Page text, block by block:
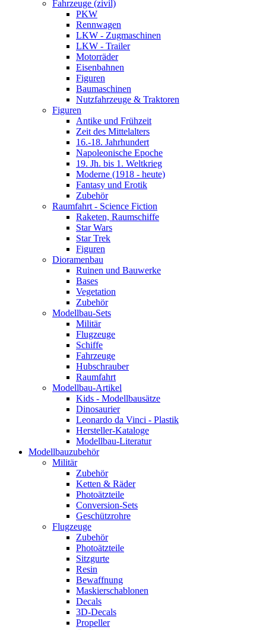
Fahrzeuge (zivil)
PKW
Rennwagen
LKW - Zugmaschinen
LKW - Trailer
Motorräder
Eisenbahnen
Figuren
Baumaschinen
Nutzfahrzeuge & Traktoren
Figuren
Antike und Frühzeit
Zeit des Mittelalters
16.-18. Jahrhundert
Napoleonische Epoche
19. Jh. bis 1. Weltkrieg
Moderne (1918 - heute)
Fantasy und Erotik
Zubehör
Raumfahrt - Science Fiction
Raketen, Raumschiffe
Star Wars
Star Trek
Figuren
Dioramenbau
Ruinen und Bauwerke
Bases
Vegetation
Zubehör
Modellbau-Sets
Militär
Flugzeuge
Schiffe
Fahrzeuge
Hubschrauber
Raumfahrt
Modellbau-Artikel
Kids - Modellbausätze
Dinosaurier
Leonardo da Vinci - Plastik
Hersteller-Kataloge
Modellbau-Literatur
Modellbauzubehör
Militär
Zubehör
Ketten & Räder
Photoätzteile
Conversion-Sets
Geschützrohre
Flugzeuge
Zubehör
Photoätzteile
Sitzgurte
Resin
Bewaffnung
Maskierschablonen
Decals
3D-Decals
Propeller